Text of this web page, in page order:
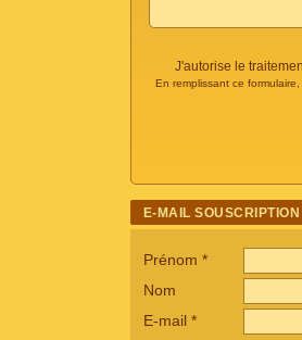
J'autorise le
En remplissant ce
E-MAIL SOUSCRIPTION
Prénom *
Nom
E-mail *